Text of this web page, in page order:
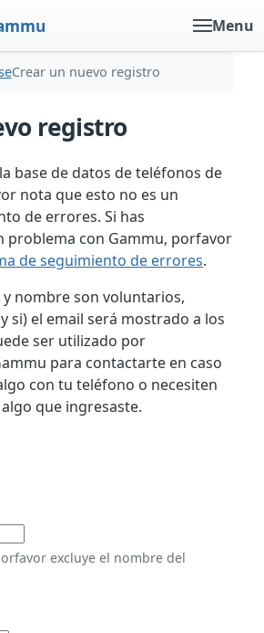
Menu
Crear un nuevo registro
registro
base de datos de teléfonos de
nota que esto no es un
de errores. Si has
problema con Gammu, porfavor
de seguimiento de errores.
y nombre son voluntarios,
si) el email será mostrado a los
ser utilizado por
para contactarte en caso
con tu teléfono o necesiten
que ingresaste.
excluye el nombre del